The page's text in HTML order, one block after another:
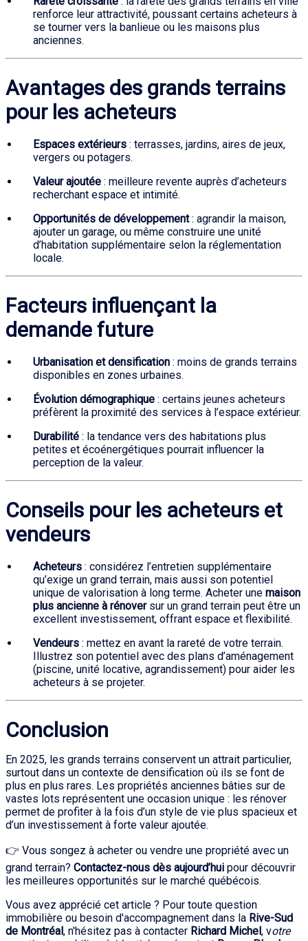
renforce leur attractivité, poussant certains acheteurs à
se tourner vers la banlieue ou les maisons plus
anciennes.
Avantages des grands terrains
pour les acheteurs
Espaces extérieurs : terrasses, jardins, aires de jeux,
vergers ou potagers.
Valeur ajoutée : meilleure revente auprès d’acheteurs
recherchant espace et intimité.
Opportunités de développement: agrandir la maison,
ajouter un garage, ou même construire une unité
d’habitation supplémentaire selon la réglementation
locale.
Facteurs influençant la
demande future
Urbanisation et densification : moins de grands terrains
disponibles en zones urbaines.
Évolution démographique : certains jeunes acheteurs
préfèrent la proximité des services à l’espace extérieur.
Durabilité : la tendance vers des habitations plus
petites et écoénergétiques pourrait influencer la
perception de la valeur.
Conseils pour les acheteurs et
vendeurs
Acheteurs : considérez l’entretien supplémentaire
qu’exige un grand terrain, mais aussi son potentiel
unique de valorisation à long terme. Acheter une maison
plus ancienne à rénoversur un grand terrain peut être un
excellent investissement, offrant espace et flexibilité.
Vendeurs : mettez en avant la rareté de votre terrain.
Illustrez son potentiel avec des plans d’aménagement
(piscine, unité locative, agrandissement) pour aider les
acheteurs à se projeter.
Conclusion
En 2025, les grands terrains conservent un attrait particulier,
surtout dans un contexte de densification où ils se font de
plus en plus rares. Les propriétés anciennes bâties sur de
vastes lots représentent une occasion unique : les rénover
permet de profiter à la fois d’un style de vie plus spacieux et
d’un investissement à forte valeur ajoutée.
👉 Vous songez à acheter ou vendre une propriété avec un
grand terrain? Contactez-nous dès aujourd’hui pour découvrir
les meilleures opportunités sur le marché québécois.
Vous avez apprécié cet article ? Pour toute question
immobilière ou besoin d'accompagnement dans la Rive-Sud
de Montréal , n'hésitez pas à contacter Richard Michel , votre